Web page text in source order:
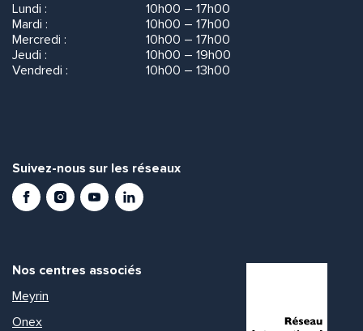
Lundi :
10h00 – 17h00
Mardi :
10h00 – 17h00
Mercredi :
10h00 – 17h00
Jeudi :
10h00 – 19h00
Vendredi :
10h00 – 13h00
Suivez-nous sur les réseaux
FacebookInstagramYoutubeLinkedIn
Nos centres associés
Meyrin
Onex